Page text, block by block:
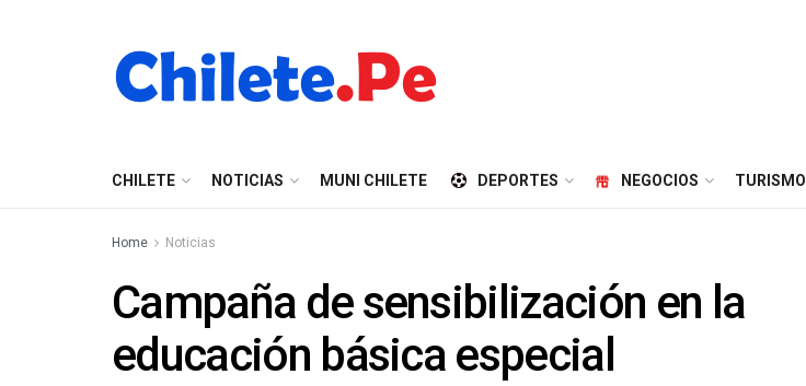
CHILETE NOTICIAS MUNI CHILETE DEPORTES NEGOCIOS TURISMO
Home Noticias
Campaña de sensibilización en la
educación básica especial